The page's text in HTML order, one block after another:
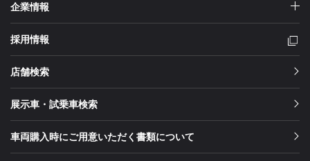
企業情報
採用情報
店舗検索
展示車・試乗車検索
車両購入時にご用意いただく書類について